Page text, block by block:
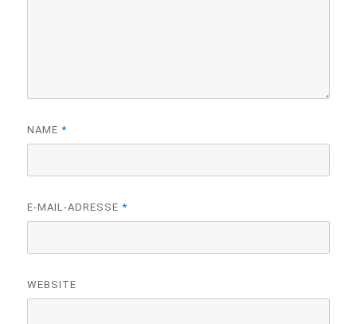
NAME*
E-MAIL-ADRESSE*
WEBSITE